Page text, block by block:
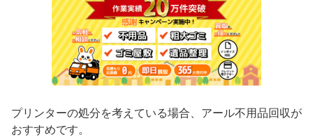
プリンターの処分を考えている場合、アール不用品回収が
おすすめです。